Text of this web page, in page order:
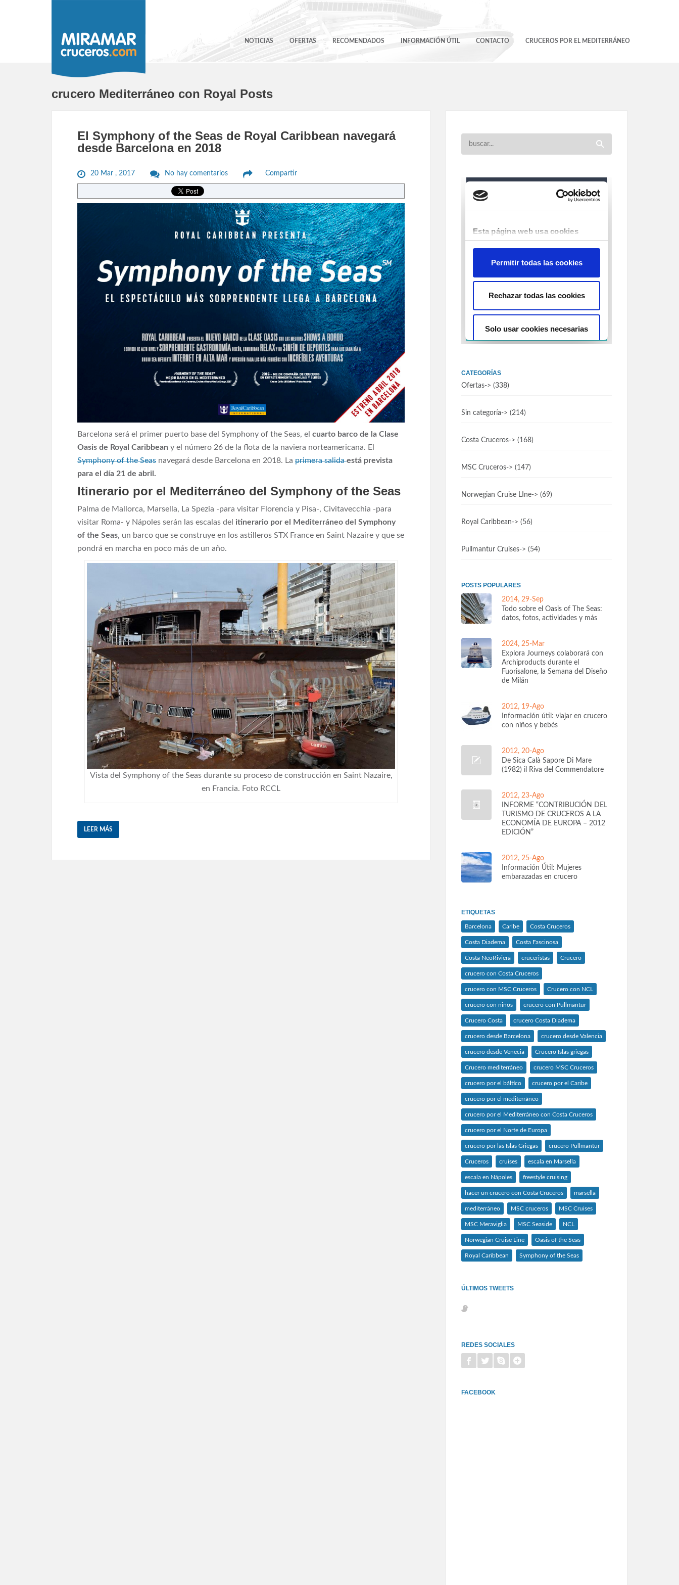
NOTICIAS OFERTAS RECOMENDADOS INFORMACIÓN ÚTIL CONTACTO CRUCEROS POR EL MEDITERRÁNEO
crucero Mediterráneo con Royal Posts
El Symphony of the Seas de Royal Caribbean navegará
desde Barcelona en 2018
20 Mar , 2017 No hay comentarios Compartir
Barcelona será el primer puerto base del Symphony of the Seas, el cuarto barco de la Clase
Oasis de Royal Caribbean y el número 26 de la flota de la naviera norteamericana. El
Symphony of the Seas navegará desde Barcelona en 2018. La primera salidaestá prevista
para el día 21 de abril.
Itinerario por el Mediterráneo del Symphony of the Seas
Palma de Mallorca, Marsella, La Spezia -para visitar Florencia y Pisa-, Civitavecchia -para
visitar Roma- y Nápoles serán las escalas del itinerario por el Mediterráneo del Symphony
of the Seas, un barco que se construye en los astilleros STX France en Saint Nazaire y que se
pondrá en marcha en poco más de un año.
Vista del Symphony of the Seas durante su proceso de construcción en Saint Nazaire,
en Francia. Foto RCCL
LEER MÁS
CATEGORÍAS
Ofertas-> (338)
Sin categoría-> (214)
Costa Cruceros-> (168)
MSC Cruceros-> (147)
Norwegian Cruise LIne-> (69)
Royal Caribbean-> (56)
Pullmantur Cruises-> (54)
POSTS POPULARES
2014, 29-Sep
Todo sobre el Oasis of The Seas:
datos, fotos, actividades y más
2024, 25-Mar
Explora Journeys colaborará con
Archiproducts durante el
Fuorisalone, la Semana del Diseño
de Milán
2012, 19-Ago
Información útil: viajar en crucero
con niños y bebés
2012, 20-Ago
De Sica Calà Sapore Di Mare
(1982) il Riva del Commendatore
2012, 23-Ago
INFORME “CONTRIBUCIÓN DEL
TURISMO DE CRUCEROS A LA
ECONOMÍA DE EUROPA – 2012
EDICIÓN”
2012, 25-Ago
Información Útil: Mujeres
embarazadas en crucero
ETIQUETAS
Barcelona Caribe Costa Cruceros
Costa Diadema Costa Fascinosa
Costa NeoRiviera cruceristas Crucero
crucero con Costa Cruceros
crucero con MSC Cruceros Crucero con NCL
crucero con niños crucero con Pullmantur
Crucero Costa crucero Costa Diadema
crucero desde Barcelona crucero desde Valencia
crucero desde Venecia Crucero Islas griegas
Crucero mediterráneo crucero MSC Cruceros
crucero por el báltico crucero por el Caribe
crucero por el mediterráneo
crucero por el Mediterráneo con Costa Cruceros
crucero por el Norte de Europa
crucero por las Islas Griegas crucero Pullmantur
Cruceros cruises escala en Marsella
escala en Nápoles freestyle cruising
hacer un crucero con Costa Cruceros marsella
mediterráneo MSC cruceros MSC Cruises
MSC Meraviglia MSC Seaside NCL
Norwegian Cruise Line Oasis of the Seas
Royal Caribbean Symphony of the Seas
ÚLTIMOS TWEETS
REDES SOCIALES
FACEBOOK